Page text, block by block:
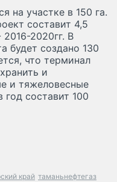
на участке в 150 га.
составит 4,5
2020гг. В
будет создано 130
что терминал
и
и тяжеловесные
составит 100
край таманьнефтегаз